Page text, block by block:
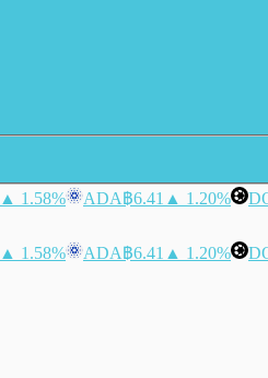
▲ 1.58% ADA฿6.41 ▲ 1.20%
▲ 1.58% ADA฿6.41 ▲ 1.20%